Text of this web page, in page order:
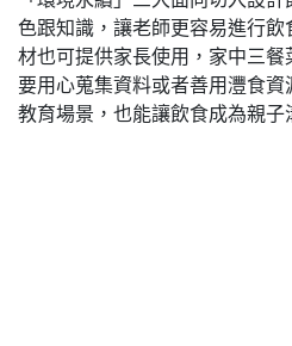
色跟知識，讓老師更容易進行
材也可提供家長使用，家中三
要用心蒐集資料或者善用灃食
教育場景，也能讓飲食成為親子